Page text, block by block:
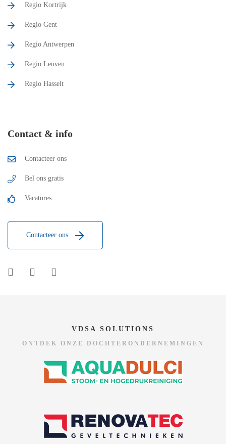
Regio Kortrijk
Regio Gent
Regio Antwerpen
Regio Leuven
Regio Hasselt
Contact & info
Contacteer ons
Bel ons gratis
Vacatures
Contacteer ons
VDSA SOLUTIONS
ONTDEK ONZE DOCHTERONDERNEMINGEN